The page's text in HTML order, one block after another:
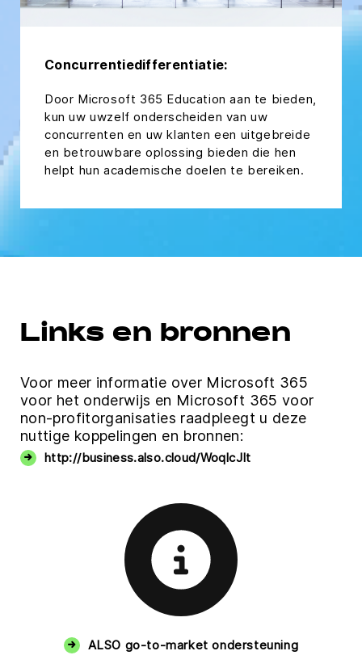
Concurrentiedifferentiatie:
Door Microsoft 365 Education aan te bieden,
kun uw uwzelf onderscheiden van uw
concurrenten en uw klanten een uitgebreide
en betrouwbare oplossing bieden die hen
helpt hun academische doelen te bereiken.
Links en bronnen
Voor meer informatie over Microsoft 365
voor het onderwijs en Microsoft 365 voor
non-profitorganisaties raadpleegt u deze
nuttige koppelingen en bronnen:
http://business.also.cloud/WoqlcJIt
ALSO go-to-market ondersteuning